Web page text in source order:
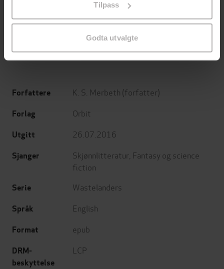
Tilpass
Godta utvalgte
Jo Nesbø
Jørn Lier Horst
Forfattere K. S. Merbeth (forfatter)
Forlag Orbit
Utgitt 26.07.2016
Sjanger Skjønnlitteratur Fantasy og science
fiction
Serie Wastelanders
Språk English
Format epub
DRM-
beskyttelse
LCP